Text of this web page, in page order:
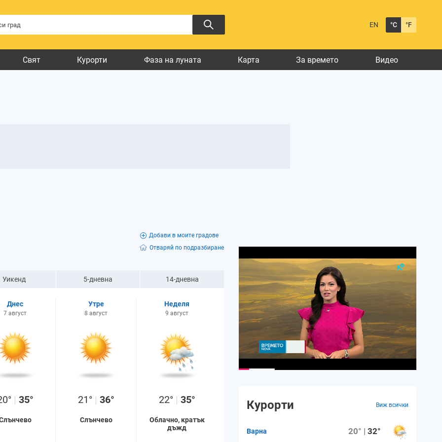
EN °C °F
Свят Курорти Фаза на луната Карта За времето Видео
Добави в моите градове
Отваряй по подразбиране
Уикенд 5-дневна 14-дневна
Днес
7 август
| 35°
Утре
8 август
21° | 36°
Слънчево
Неделя
9 август
22° | 35°
Облачно, кратък
дъжд
Курорти Виж всички
Варна 20° |32°